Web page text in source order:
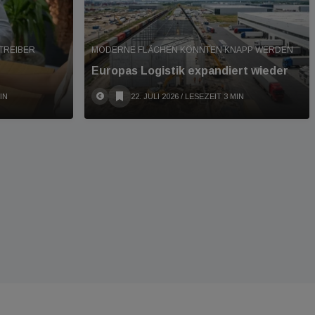
MODERNE FLÄCHEN KÖNNTEN KNAPP WERDEN
Europas Logistik expandiert wieder
22. JULI 2026 / LESEZEIT 3 MIN